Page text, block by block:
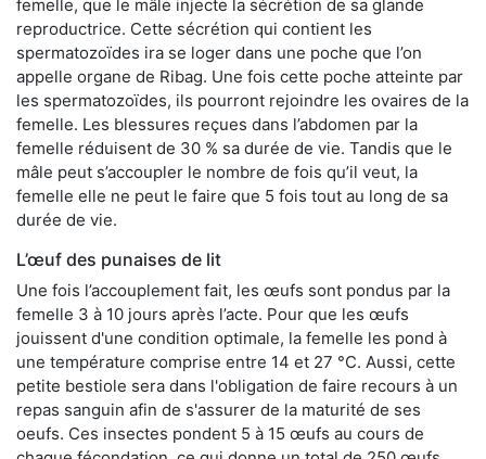
femelle, que le mâle injecte la sécrétion de sa glande
reproductrice. Cette sécrétion qui contient les
spermatozoïdes ira se loger dans une poche que l’on
appelle organe de Ribag. Une fois cette poche atteinte par
les spermatozoïdes, ils pourront rejoindre les ovaires de la
femelle. Les blessures reçues dans l’abdomen par la
femelle réduisent de 30 % sa durée de vie. Tandis que le
mâle peut s’accoupler le nombre de fois qu’il veut, la
femelle elle ne peut le faire que 5 fois tout au long de sa
durée de vie.
L’œuf des punaises de lit
Une fois l’accouplement fait, les œufs sont pondus par la
femelle 3 à 10 jours après l’acte. Pour que les œufs
jouissent d'une condition optimale, la femelle les pond à
une température comprise entre 14 et 27 °C. Aussi, cette
petite bestiole sera dans l'obligation de faire recours à un
repas sanguin afin de s'assurer de la maturité de ses
oeufs. Ces insectes pondent 5 à 15 œufs au cours de